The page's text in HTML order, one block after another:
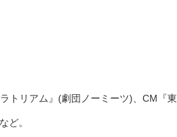
トリアム』(劇団ノーミーツ)、CM『東
ど。